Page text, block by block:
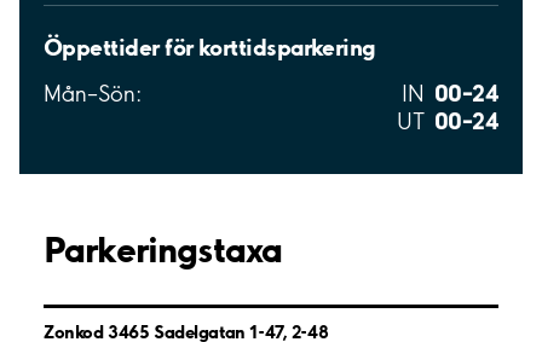
Öppettider för korttidsparkering
Mån–Sön: IN 00–24
UT 00–24
Parkeringstaxa
Zonkod 3465 Sadelgatan 1-47, 2-48